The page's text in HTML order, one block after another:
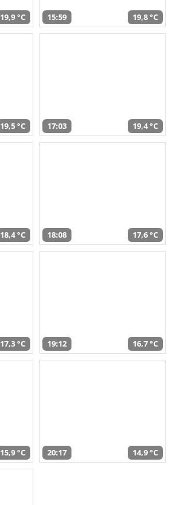
19,9 °C 15:59 19,8 °C
19,5 °C 17:03 19,4 °C
18,4 °C 18:08 17,6 °C
17,3 °C 19:12 16,7 °C
15,9 °C 20:17 14,9 °C